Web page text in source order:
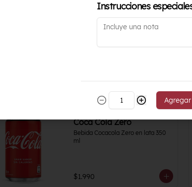
Bebestible Tenedor Libre
Coca Cola Zero
Bebida Cocacola Zero en lata 350
ml
$1.990
Instrucciones
Agregar